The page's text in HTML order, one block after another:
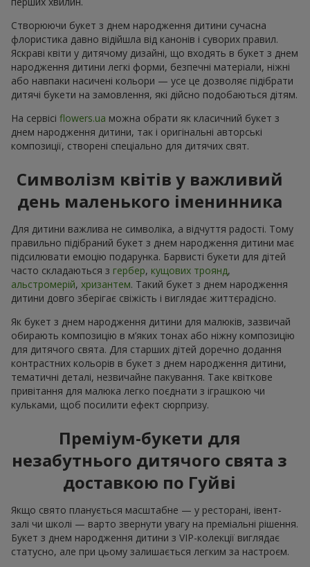
Створюючи букет з днем народження дитини сучасна
флористика давно відійшла від канонів і суворих правил.
Яскраві квіти у дитячому дизайні, що входять в букет з днем
народження дитини легкі форми, безпечні матеріали, ніжні
або навпаки насичені кольори — усе це дозволяє підібрати
дитячі букети на замовлення, які дійсно подобаються дітям.
На сервісі flowers.ua можна обрати як класичний букет з
днем народження дитини, так і оригінальні авторські
композиції, створені спеціально для дитячих свят.
Символізм квітів у важливий
день маленького іменинника
Для дитини важлива не символіка, а відчуття радості. Тому
правильно підібраний букет з днем народження дитини має
підсилювати емоцію подарунка. Барвисті букети для дітей
часто складаються з гербер, кущових троянд,
альстромерій, хризантем. Такий букет з днем народження
дитини довго зберігає свіжість і виглядає життєрадісно.
Як букет з днем народження дитини для малюків, зазвичай
обирають композицію в м’яких тонах або ніжну композицію
для дитячого свята. Для старших дітей доречно додання
контрастних кольорів в букет з днем народження дитини,
тематичні деталі, незвичайне пакування. Таке квіткове
привітання для малюка легко поєднати з іграшкою чи
кульками, щоб посилити ефект сюрпризу.
Преміум-букети для
незабутнього дитячого свята з
доставкою по Гуйві
Якщо свято планується масштабне — у ресторані, івент-
залі чи школі — варто звернути увагу на преміальні рішення.
Букет з днем народження дитини з VIP-колекції виглядає
статусно, але при цьому залишається легким за настроєм.